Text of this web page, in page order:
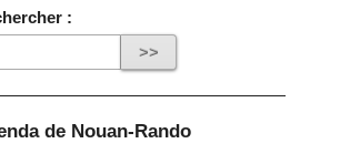
:
de Nouan-Rando